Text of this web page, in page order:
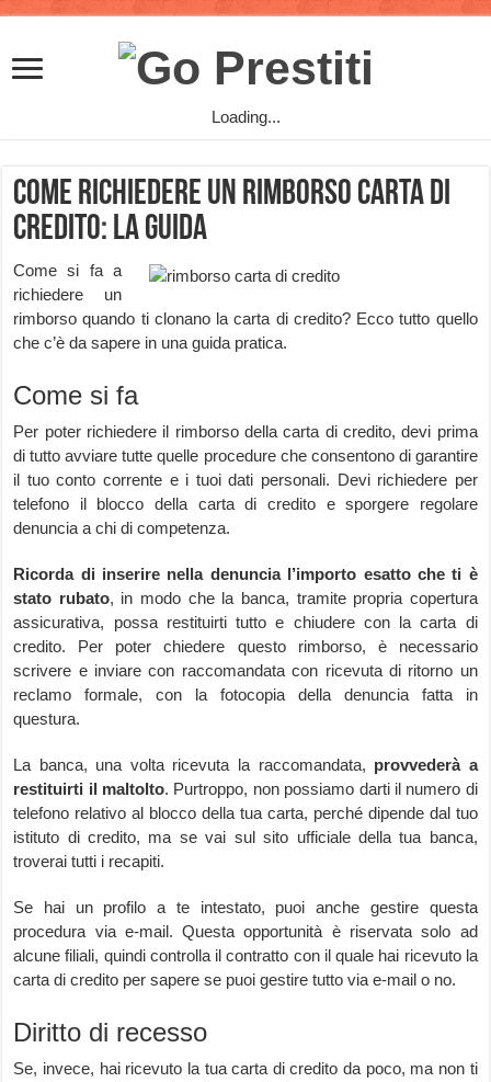
Loading...
Come richiedere un rimborso carta di
credito: la guida
Come si fa a
richiedere un
rimborso quando ti clonano la carta di credito? Ecco tutto quello
che c’è da sapere in una guida pratica.
Come si fa
Per poter richiedere il rimborso della carta di credito, devi prima
di tutto avviare tutte quelle procedure che consentono di garantire
il tuo conto corrente e i tuoi dati personali. Devi richiedere per
telefono il blocco della carta di credito e sporgere regolare
denuncia a chi di competenza.
Ricorda di inserire nella denuncia l’importo esatto che ti è
stato rubato, in modo che la banca, tramite propria copertura
assicurativa, possa restituirti tutto e chiudere con la carta di
credito. Per poter chiedere questo rimborso, è necessario
scrivere e inviare con raccomandata con ricevuta di ritorno un
reclamo formale, con la fotocopia della denuncia fatta in
questura.
La banca, una volta ricevuta la raccomandata, provvederà a
restituirti il maltolto. Purtroppo, non possiamo darti il numero di
telefono relativo al blocco della tua carta, perché dipende dal tuo
istituto di credito, ma se vai sul sito ufficiale della tua banca,
troverai tutti i recapiti.
Se hai un profilo a te intestato, puoi anche gestire questa
procedura via e-mail. Questa opportunità è riservata solo ad
alcune filiali, quindi controlla il contratto con il quale hai ricevuto la
carta di credito per sapere se puoi gestire tutto via e-mail o no.
Diritto di recesso
Se, invece, hai ricevuto la tua carta di credito da poco, ma non ti